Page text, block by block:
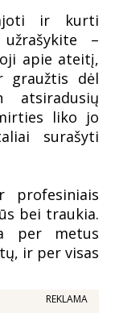
ir kurti
–
apie ateitį,
graužtis dėl
atsiradusių
liko jo
surašyti
profesiniais
bei traukia.
per metus
ir per visas
REKLAMA